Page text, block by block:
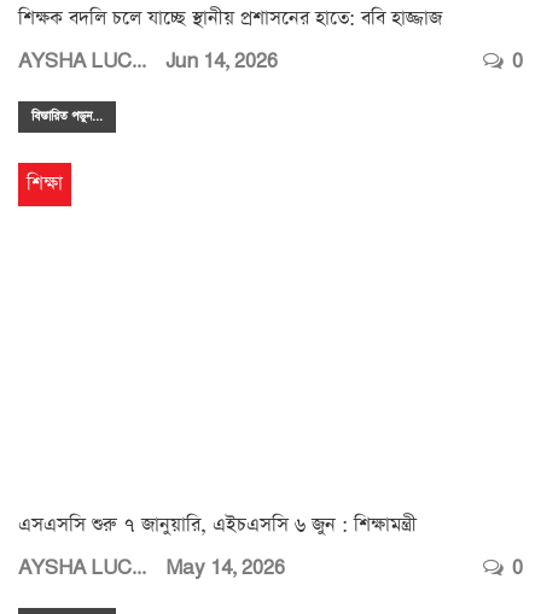
শিক্ষক বদলি চলে যাচ্ছে স্থানীয় প্রশাসনের হাতে: ববি হাজ্জাজ
AYSHA LUCKY Jun 14, 2026 0
বিস্তারিত পডুন...
শিক্ষা
এসএসসি শুরু ৭ জানুয়ারি, এইচএসসি ৬ জুন : শিক্ষামন্ত্রী
AYSHA LUCKY May 14, 2026 0